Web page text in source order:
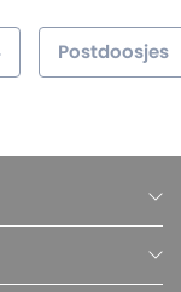
Postdoosjes